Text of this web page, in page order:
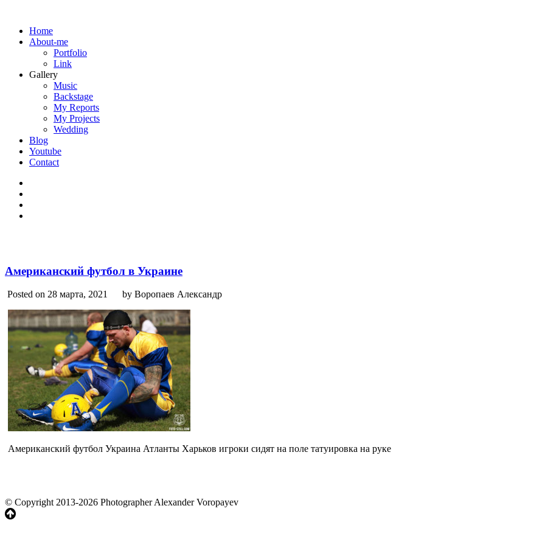
Home
About-me
Portfolio
Link
Gallery
Music
Backstage
My Reports
My Projects
Wedding
Blog
Youtube
Contact
Американский футбол в Украине
Posted on 28 марта, 2021 by Воропаев Александр
Американский футбол Украина Атланты Харьков игроки сидят на поле татуировка на руке
© Copyright 2013-2026 Photographer Alexander Voropayev